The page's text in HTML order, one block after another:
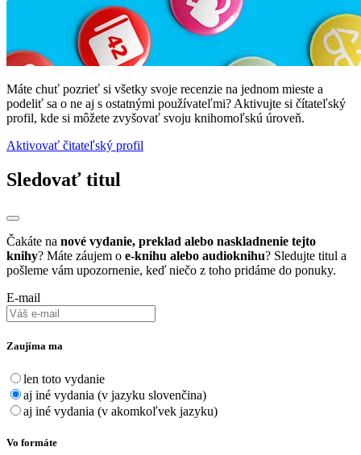
Máte chuť pozrieť si všetky svoje recenzie na jednom mieste a
podeliť sa o ne aj s ostatnými používateľmi? Aktivujte si čítateľský
profil, kde si môžete zvyšovať svoju knihomoľskú úroveň.
Aktivovať čitateľský profil
Sledovať titul
Čakáte na nové vydanie, preklad alebo naskladnenie tejto
knihy? Máte záujem o e-knihu alebo audioknihu? Sledujte titul a
pošleme vám upozornenie, keď niečo z toho pridáme do ponuky.
E-mail
Zaujíma ma
len toto vydanie
aj iné vydania (v jazyku slovenčina)
aj iné vydania (v akomkoľvek jazyku)
Vo formáte